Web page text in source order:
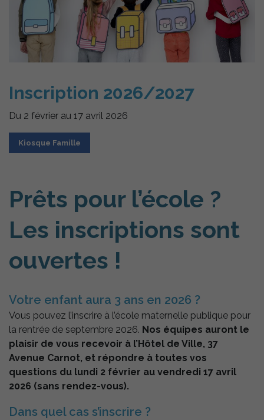
Inscription 2026/2027
Du 2 février au 17 avril 2026
Kiosque Famille
Prêts pour l’école ?
Les inscriptions sont
ouvertes !
Votre enfant aura 3 ans en 2026 ?
Vous pouvez l’inscrire à l’école maternelle publique pour
la rentrée de septembre 2026. Nos équipes auront le
plaisir de vous recevoir à l’Hôtel de Ville, 37
Avenue Carnot, et répondre à toutes vos
questions du lundi 2 février au vendredi 17 avril
2026 (sans rendez-vous).
Dans quel cas s’inscrire ?